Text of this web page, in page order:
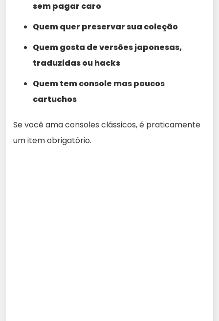
sem pagar caro
Quem quer preservar sua coleção
Quem gosta de versões japonesas,
traduzidas ou hacks
Quem tem console mas poucos
cartuchos
Se você ama consoles clássicos, é praticamente
um item obrigatório.